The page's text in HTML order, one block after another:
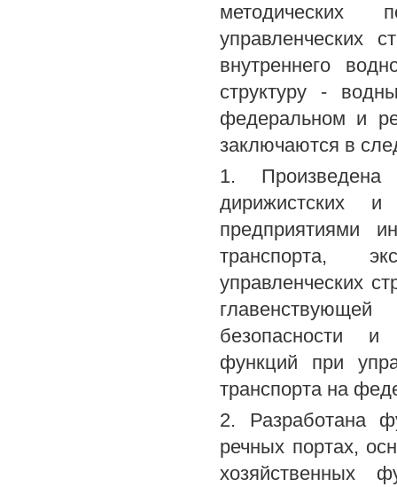
методических
управленческих
внутреннего
структуру -
федеральном и
заключаются в
1. Произведена
дирижистских и
предприятиями
транспорта,
управленческих
безопасности и
функций при
транспорта на
2. Разработана
речных портах,
хозяйственных